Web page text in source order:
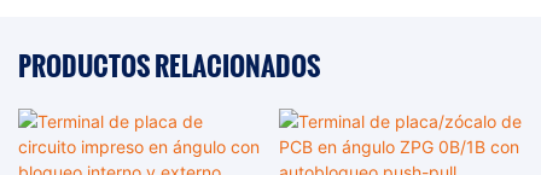
PRODUCTOS RELACIONADOS